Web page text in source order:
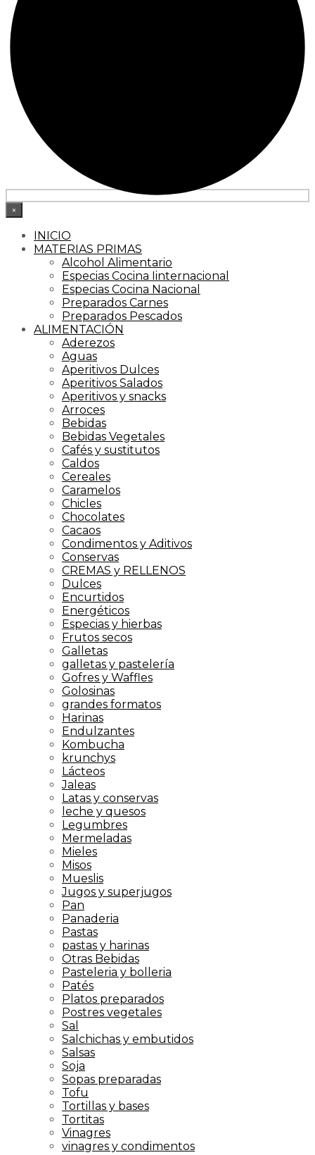
×
INICIO
MATERIAS PRIMAS
Alcohol Alimentario
Especias Cocina Iinternacional
Especias Cocina Nacional
Preparados Carnes
Preparados Pescados
ALIMENTACIÓN
Aderezos
Aguas
Aperitivos Dulces
Aperitivos Salados
Aperitivos y snacks
Arroces
Bebidas
Bebidas Vegetales
Cafés y sustitutos
Caldos
Cereales
Caramelos
Chicles
Chocolates
Cacaos
Condimentos y Aditivos
Conservas
CREMAS y RELLENOS
Dulces
Encurtidos
Energéticos
Especias y hierbas
Frutos secos
Galletas
galletas y pastelería
Gofres y Waffles
Golosinas
grandes formatos
Harinas
Endulzantes
Kombucha
krunchys
Lácteos
Jaleas
Latas y conservas
leche y quesos
Legumbres
Mermeladas
Mieles
Misos
Mueslis
Jugos y superjugos
Pan
Panaderia
Pastas
pastas y harinas
Otras Bebidas
Pasteleria y bolleria
Patés
Platos preparados
Postres vegetales
Sal
Salchichas y embutidos
Salsas
Soja
Sopas preparadas
Tofu
Tortillas y bases
Tortitas
Vinagres
vinagres y condimentos